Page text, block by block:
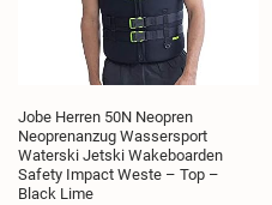
Jobe Herren 50N Neopren
Neoprenanzug Wassersport
Waterski Jetski Wakeboarden
Safety Impact Weste – Top –
Black Lime